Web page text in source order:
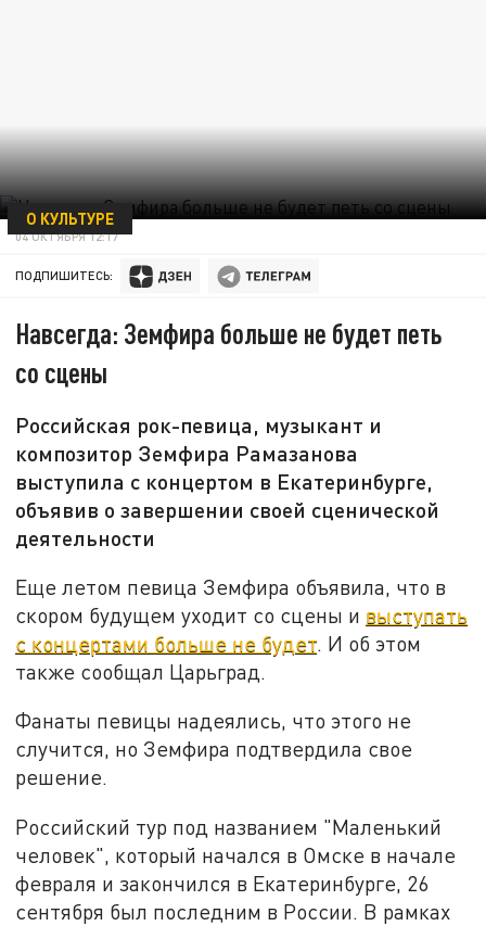
О КУЛЬТУРЕ
04 ОКТЯБРЯ 12:17
ПОДПИШИТЕСЬ:
Навсегда: Земфира больше не будет петь
со сцены
Российская рок-певица, музыкант и
композитор Земфира Рамазанова
выступила с концертом в Екатеринбурге,
объявив о завершении своей сценической
деятельности
Еще летом певица Земфира объявила, что в
скором будущем уходит со сцены и выступать
с концертами больше не будет. И об этом
также сообщал Царьград.
Фанаты певицы надеялись, что этого не
случится, но Земфира подтвердила свое
решение.
Российский тур под названием "Маленький
человек", который начался в Омске в начале
февраля и закончился в Екатеринбурге, 26
сентября был последним в России. В рамках